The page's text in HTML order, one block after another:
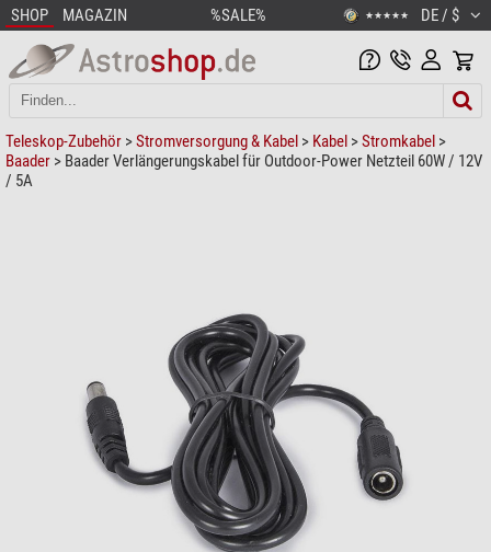
SHOP MAGAZIN %SALE% ★★★★★ DE / $
Teleskop-Zubehör >Stromversorgung & Kabel > Kabel >Stromkabel >
Baader > Baader Verlängerungskabel für Outdoor-Power Netzteil 60W / 12V
/ 5A